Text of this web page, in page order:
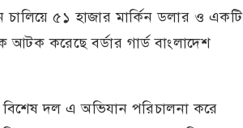
৫১ হাজার মার্কিন ডলার ও একটি
করেছে বর্ডার গার্ড বাংলাদেশ
বিশেষ দল এ অভিযান পরিচালনা করে